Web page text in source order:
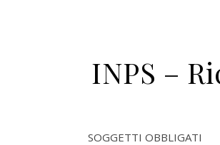
INPS –
SOGGETTI OBBLIGATI